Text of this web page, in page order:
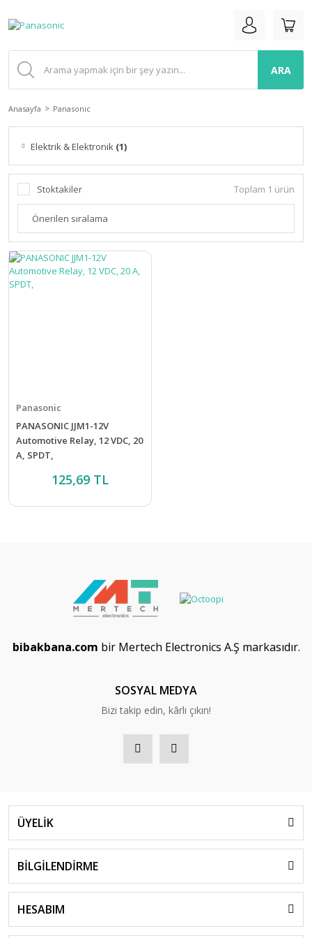
ARA
Anasayfa Panasonic
Elektrik & Elektronik (1)
Stoktakiler Toplam 1 ürün
Panasonic
PANASONIC JJM1-12V
Automotive Relay, 12 VDC, 20
A, SPDT,
125,69 TL
bibakbana.com bir Mertech Electronics A.Ş markasıdır.
SOSYAL MEDYA
Bizi takip edin, kârlı çıkın!
ÜYELİK
BİLGİLENDİRME
HESABIM